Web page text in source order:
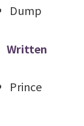
Dump
Written
Prince